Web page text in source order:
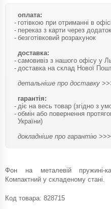
оплата:
готівкою при отриманні в офісі
переказ з карти через
безготівковий розрахунок
доставка:
самовивіз з нашого офісу у
доставка на склад Нової
детальніше про доставку
гарантія:
діє на весь товар (згідно з
обмін або повернення
України)
докладніше про гарантію >>>
Фон на металевій пружині-
Компактний у складеному стані.
Код товара: 828715